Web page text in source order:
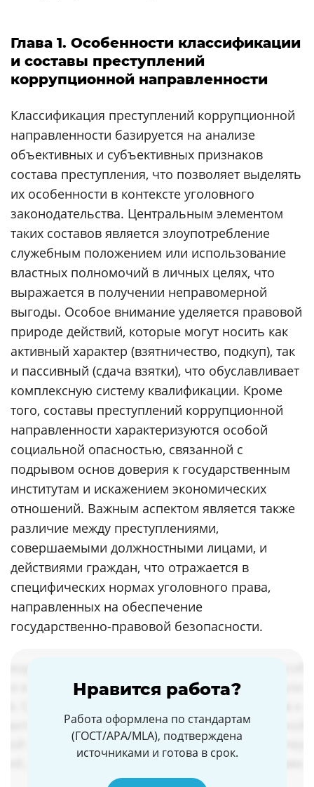
Глава 1. Особенности классификации
и составы преступлений
коррупционной направленности
Классификация преступлений коррупционной
направленности базируется на анализе
объективных и субъективных признаков
состава преступления, что позволяет выделять
их особенности в контексте уголовного
законодательства. Центральным элементом
таких составов является злоупотребление
служебным положением или использование
властных полномочий в личных целях, что
выражается в получении неправомерной
выгоды. Особое внимание уделяется правовой
природе действий, которые могут носить как
активный характер (взятничество, подкуп), так
и пассивный (сдача взятки), что обуславливает
комплексную систему квалификации. Кроме
того, составы преступлений коррупционной
направленности характеризуются особой
социальной опасностью, связанной с
подрывом основ доверия к государственным
институтам и искажением экономических
отношений. Важным аспектом является также
различие между преступлениями,
совершаемыми должностными лицами, и
действиями граждан, что отражается в
специфических нормах уголовного права,
направленных на обеспечение
государственно-правовой безопасности.
Нравится работа?
Работа оформлена по стандартам
(ГОСТ/APA/MLA), подтверждена
источниками и готова в срок.